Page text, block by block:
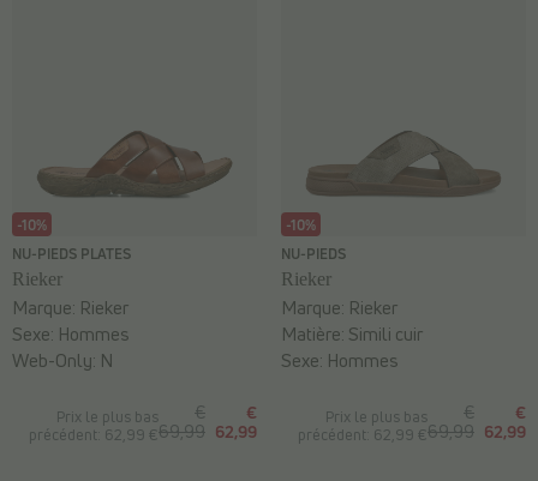
-10%
NU-PIEDS PLATES
Rieker
Prix le plus bas
précédent: 62,99 €
€
69,99
€
62,99
Marque: Rieker
Sexe: Hommes
Web-Only: N
-10%
NU-PIEDS
Rieker
Prix le plus bas
précédent: 62,99 €
€
69,99
€
62,99
Marque: Rieker
Matière: Simili cuir
Sexe: Hommes